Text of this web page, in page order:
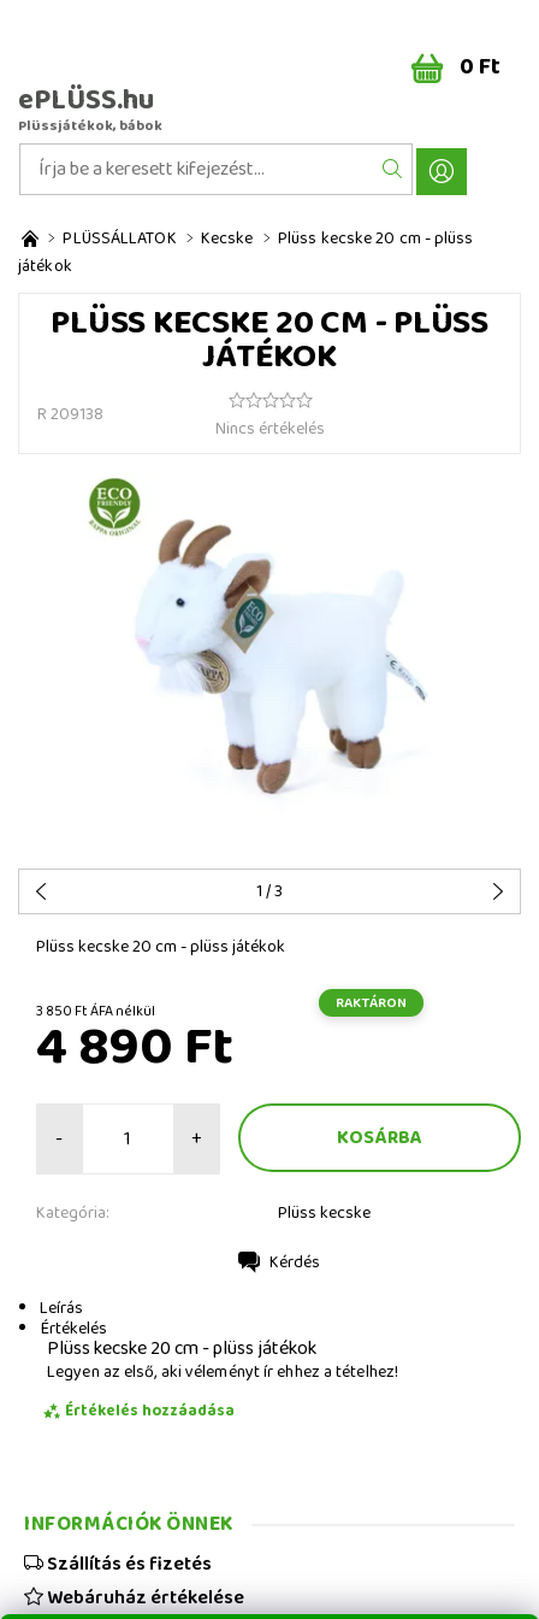
ePLÜSS.hu
Plüssjátékok, bábok
0 Ft
PLÜSSÁLLATOK Kecske
Plüss kecske 20 cm - plüss
játékok
PLÜSS KECSKE 20 CM - PLÜSS
JÁTÉKOK
R 209138
Nincs értékelés
1/ 3
Plüss kecske 20 cm - plüss játékok
3 850 Ft ÁFA nélkül RAKTÁRON
4 890 Ft
- +
Kategória: Plüss kecske
Kérdés
Leírás
Értékelés
Plüss kecske 20 cm - plüss játékok
Legyen az első, aki véleményt ír ehhez a tételhez!
Értékelés hozzáadása
INFORMÁCIÓK ÖNNEK
Szállítás és fizetés
Webáruház értékelése